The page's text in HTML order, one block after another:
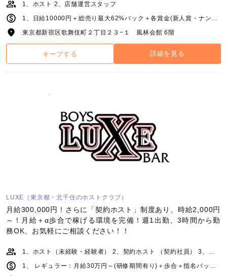
1、ホスト 2、店舗運営スタッフ
1、日給10000円＋総売り最大62%バック＋各賞金(新人賞・ナンバー賞・指名賞等)＋各種手当て(皆勤賞等) 2、月給25万～＋能力給＋役職手当
東京都新宿区歌舞伎町２丁目２３−１ 風林会館 6階
キープする 詳細を見る
LUXE（東京都・北千住のホストクラブ）
月給300,000円！さらに「契約ホスト」制度あり、時給2,000円
～！月給＋α歩合で稼げる環境を完備！週1出勤、3時間から勤
務OK、お気軽にご相談ください！！
1、ホスト（未経験・経験者） 2、契約ホスト （契約社員） 3、店舗運営スタッフ
1、 レギュラー：月給30万円～(研修期間有り)＋歩合＋指名バック＋各種賞金 アルバイト：時給2,000円(研修中900円)＋歩合＋指名バック＋各種賞金 2、時給2,000円～／売上の50％～応相談(時間指定無し) 3、月給22万円～＋能力給